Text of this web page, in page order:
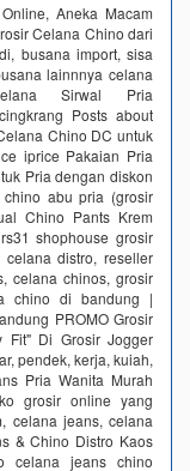
Aneka Macam
Celana Chino dari
busana import, sisa
lainnnya celana
Sirwal Pria
Posts about
Chino DC untuk
iprice Pakaian Pria
Pria dengan diskon
abu pria (grosir
Chino Pants Krem
shophouse grosir
distro, reseller
celana chinos, grosir
chino di bandung |
PROMO Grosir
Fit" Di Grosir Jogger
pendek, kerja, kuiah,
Pria Wanita Murah
grosir online yang
celana jeans, celana
& Chino Distro Kaos
celana jeans chino